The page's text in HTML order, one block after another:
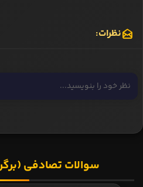
نظرات:
سوالات تصادفی